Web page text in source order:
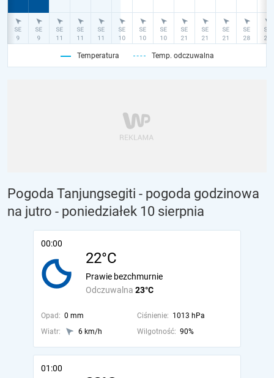
Temperatura Temp. odczuwalna
Pogoda Tanjungsegiti - pogoda godzinowa
na jutro - poniedziałek 10 sierpnia
00:00
22°C
Odczuwalna 23°C
Prawie bezchmurnie
Opad: 0 mm Ciśnienie: 1013 hPa
Wiatr:
6 km/h Wilgotność: 90%
01:00